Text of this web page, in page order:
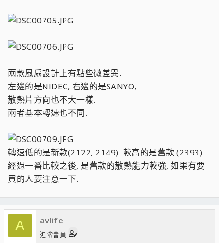
兩款風扇設計上有點些微差異.
左邊的是NIDEC, 右邊的是SANYO,
散熱片方向也不大一樣.
兩者基本轉速也不同.
轉速低的是新款(2122, 2149). 較高的是舊款 (2393)
經過一番比較之後, 是舊款的散熱能力較強, 如果有要
買的人要注意一下.
A avlife
進階會員